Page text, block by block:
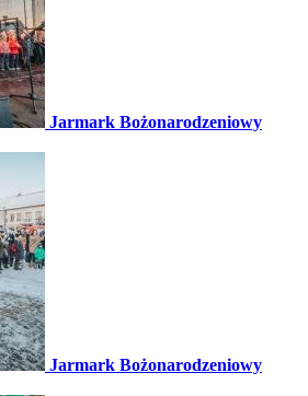
Jarmark Bożonarodzeniowy
Jarmark Bożonarodzeniowy